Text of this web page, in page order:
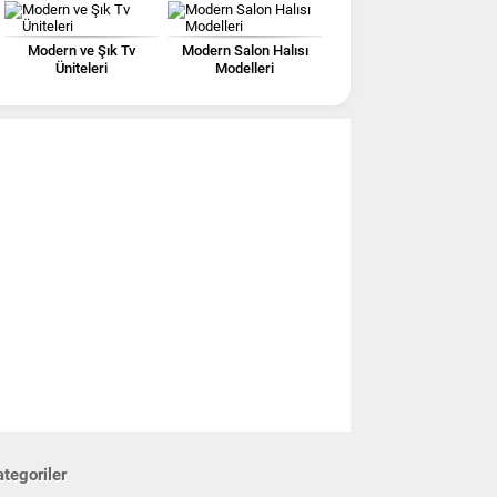
Modern ve Şık Tv
Üniteleri
Modern Salon Halısı
Modelleri